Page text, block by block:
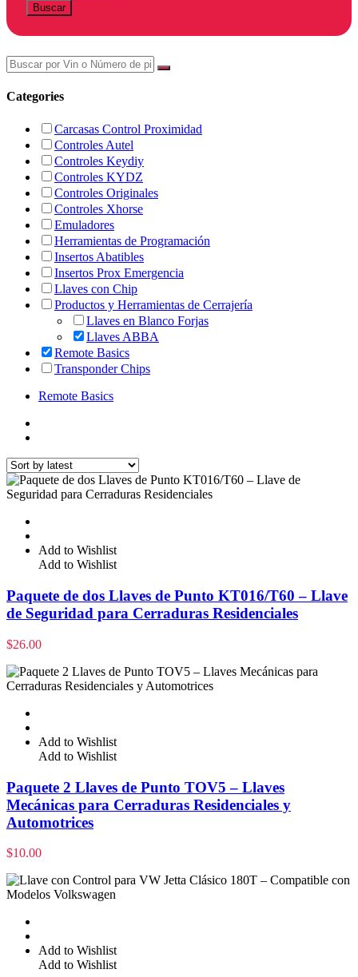
Buscar
Categories
Carcasas Control Proximidad
Controles Autel
Controles Keydiy
Controles KYDZ
Controles Originales
Controles Xhorse
Emuladores
Herramientas de Programación
Insertos Abatibles
Insertos Prox Emergencia
Llaves con Chip
Productos y Herramientas de Cerrajería
Llaves en Blanco Forjas
Llaves ABBA
Remote Basics
Transponder Chips
Remote Basics
Add to Wishlist
Add to Wishlist
Paquete de dos Llaves de Punto KT016/T60 – Llave
de Seguridad para Cerraduras Residenciales
$26.00
Add to Wishlist
Add to Wishlist
Paquete 2 Llaves de Punto TOV5 – Llaves
Mecánicas para Cerraduras Residenciales y
Automotrices
$10.00
Add to Wishlist
Add to Wishlist